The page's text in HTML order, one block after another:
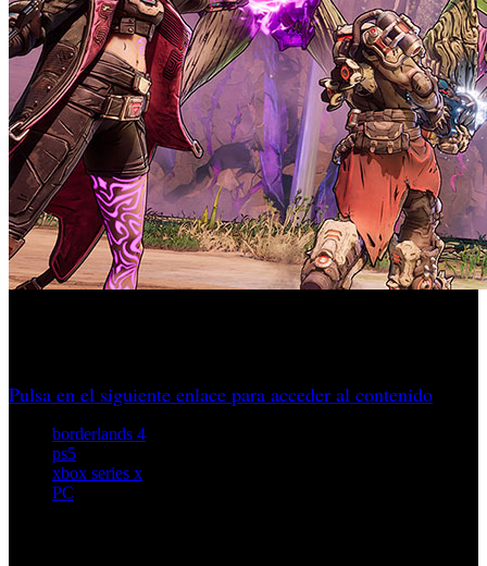
Pulsa en el siguiente enlace para acceder al contenido
borderlands 4
ps5
xbox series x
PC